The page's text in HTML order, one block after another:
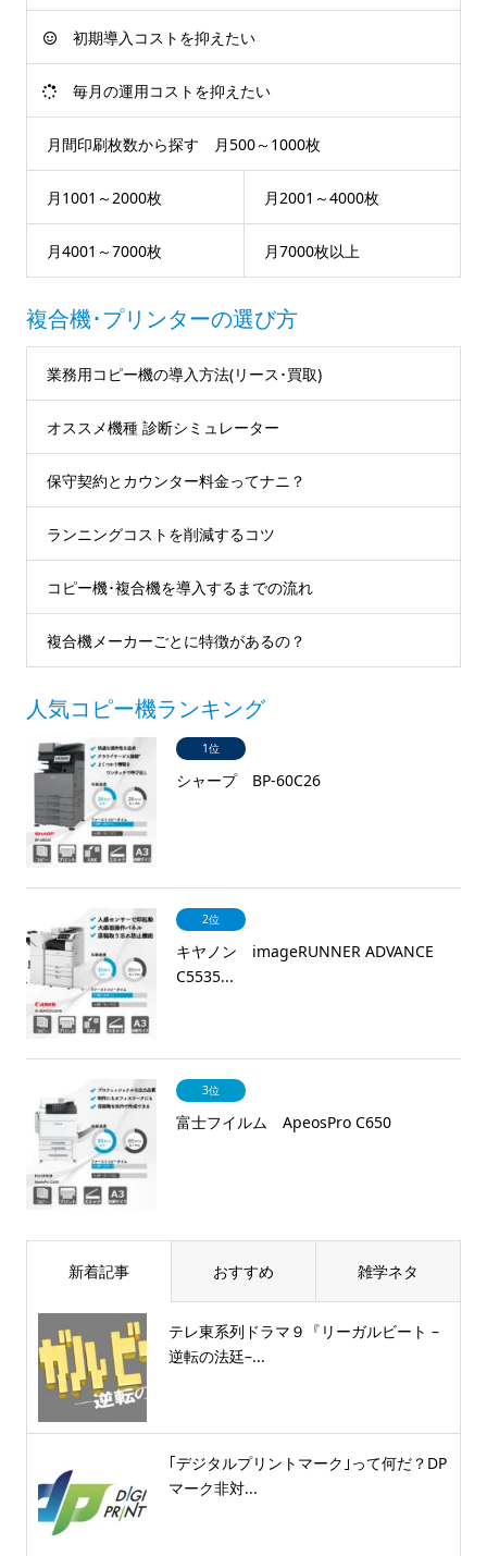
初期導入コストを抑えたい
毎月の運用コストを抑えたい
月間印刷枚数から探す 月500～1000枚
月1001～2000枚 月2001～4000枚
月4001～7000枚 月7000枚以上
複合機･プリンターの選び方
業務用コピー機の導入方法(リース･買取)
オススメ機種 診断シミュレーター
保守契約とカウンター料金ってナニ？
ランニングコストを削減するコツ
コピー機･複合機を導入するまでの流れ
複合機メーカーごとに特徴があるの？
人気コピー機ランキング
1位
シャープ BP-60C26
2位
キヤノン imageRUNNER ADVANCE
C5535...
3位
富士フイルム ApeosPro C650
新着記事 おすすめ 雑学ネタ
テレ東系列ドラマ９『リーガルビート –
逆転の法廷–...
｢デジタルプリントマーク｣って何だ？DP
マーク非対...